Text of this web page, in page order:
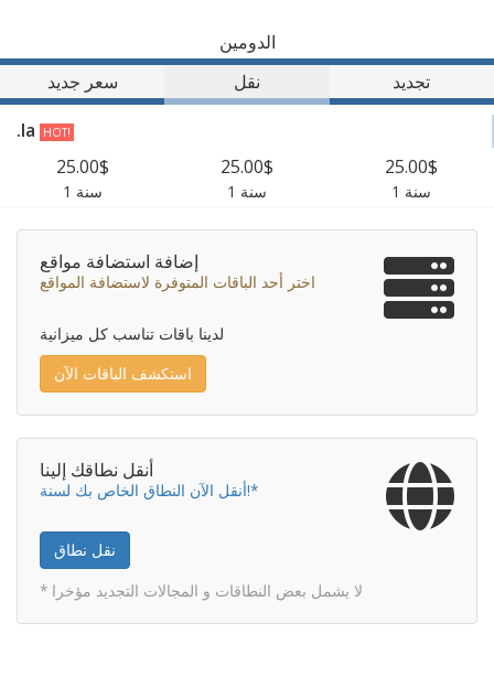
الدومين
سعر جديد
نقل
تجديد
.la
HOT!
25.00$
1 سنة
25.00$
1 سنة
25.00$
1 سنة
إضافة استضافة مواقع
اختر أحد الباقات المتوفرة لاستضافة المواقع
لدينا باقات تناسب كل ميزانية
استكشف الباقات الآن
أنقل نطاقك إلينا
أنقل الآن النطاق الخاص بك لسنة!*
نقل نطاق
* لا يشمل بعض النطاقات و المجالات التجديد مؤخرا